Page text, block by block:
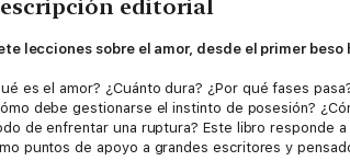
editorial
lecciones sobre el amor, desde el primer
es el amor? ¿Cuánto dura? ¿Por qué fases
debe gestionarse el instinto de posesión?
de enfrentar una ruptura? Este libro responde
puntos de apoyo a grandes escritores y